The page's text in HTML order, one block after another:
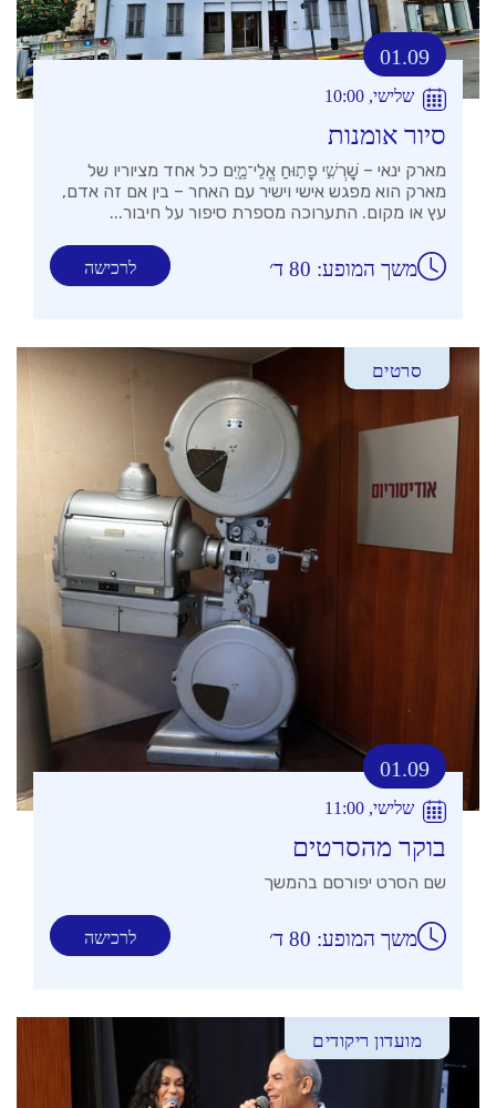
01.09
שלישי, 10:00
סיור אומנות
מארק ינאי – שׇׁרְשִׁ֣י פָת֣וּחַ אֱלֵי־מָ֑יִם כל אחד מציוריו של
מארק הוא מפגש אישי וישיר עם האחר – בין אם זה אדם,
עץ או מקום. התערוכה מספרת סיפור על חיבור...
לרכישה משך המופע: 80 ד׳
סרטים
01.09
שלישי, 11:00
בוקר מהסרטים
שם הסרט יפורסם בהמשך
לרכישה משך המופע: 80 ד׳
מועדון ריקודים